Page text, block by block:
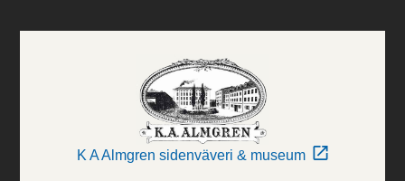
K A Almgren sidenväveri & museum